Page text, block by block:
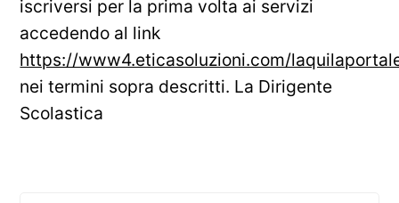
iscriversi per la prima volta ai servizi
accedendo al link
https://www4.eticasoluzioni.com/
nei termini sopra descritti. La Dirigente
Scolastica